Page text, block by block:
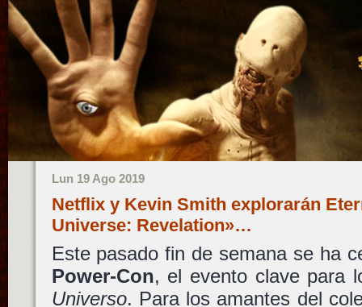
Lun 19 Ago 2019
Netflix y Kevin Smith explorarán
Universe: Revelation»…
Este pasado fin de semana se ha
Power-Con, el evento clave para
Universo. Para los amantes del